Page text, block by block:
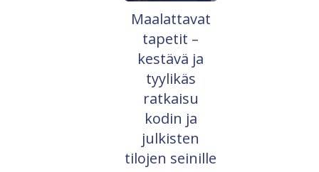
Maalattavat
tapetit –
kestävä ja
tyylikäs
ratkaisu
kodin ja
julkisten
tilojen seinille